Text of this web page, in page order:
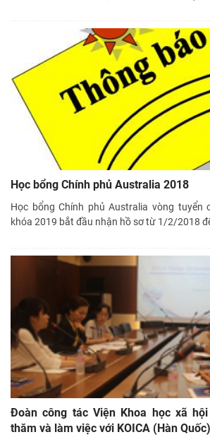
Học bổng Chính phủ Australia 2018
Học bổng Chính phủ Australia vòng tuyển
khóa 2019 bắt đầu nhận hồ sơ từ 1/2/2018
Đoàn công tác Viện Khoa học xã
thăm và làm việc với KOICA (Hàn Quốc)